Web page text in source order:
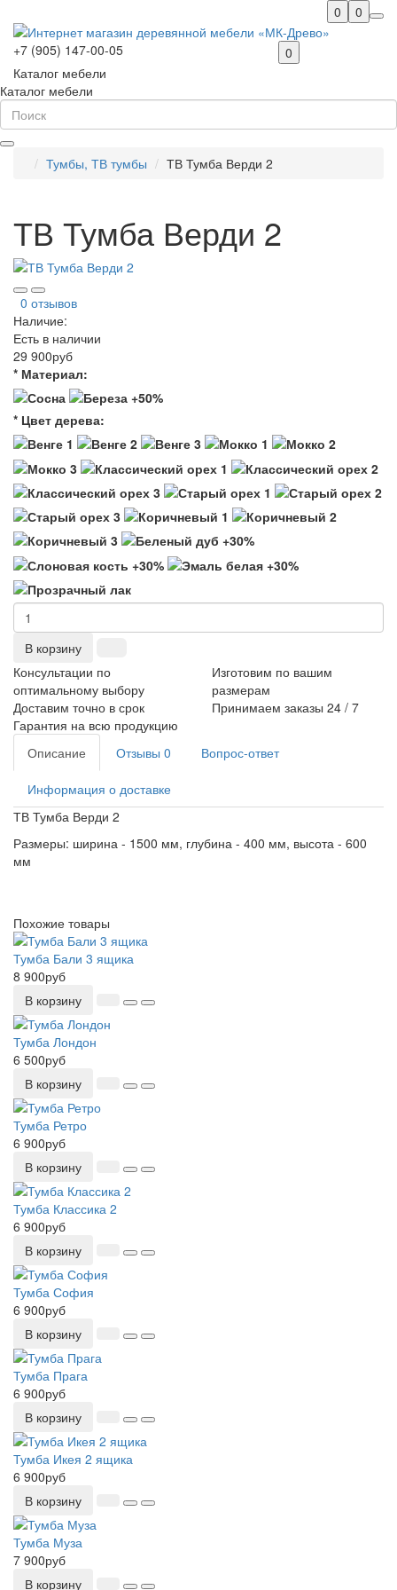
0
0
+7 (905) 147-00-05
0
Каталог мебели
Каталог мебели
Тумбы, ТВ тумбы ТВ Тумба Верди 2
ТВ Тумба Верди 2
0 отзывов
Наличие:
Есть в наличии
29 900руб
* Материал:
* Цвет дерева:
В корзину
Консультации по
оптимальному выбору
Изготовим по вашим
размерам
Доставим точно в срок
Принимаем заказы 24 / 7
Гарантия на всю продукцию
Описание
Отзывы 0 Вопрос-ответ
Информация о доставке
ТВ Тумба Верди 2
Размеры: ширина - 1500 мм, глубина - 400 мм, высота - 600
мм
Похожие товары
Тумба Бали 3 ящика
8 900руб
В корзину
Тумба Лондон
6 500руб
В корзину
Тумба Ретро
6 900руб
В корзину
Тумба Классика 2
6 900руб
В корзину
Тумба София
6 900руб
В корзину
Тумба Прага
6 900руб
В корзину
Тумба Икея 2 ящика
6 900руб
В корзину
Тумба Муза
7 900руб
В корзину